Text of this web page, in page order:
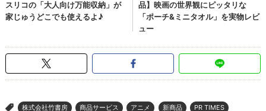
> 株式会社竹書房 商品サービス アニメ 新商品 PR TIMES